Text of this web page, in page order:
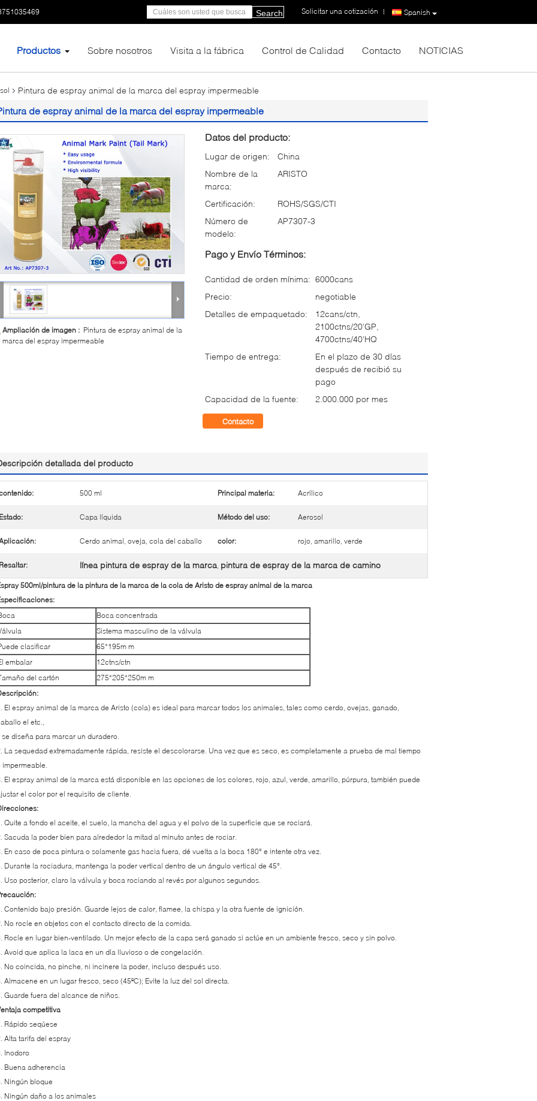
Spanish
Solicitar una cotización |
Search
Productos Sobre nosotros Visita a la fábrica Control de Calidad Contacto NOTICIAS
Pintura de espray animal de la marca del espray impermeable
de espray animal de la marca del espray impermeable
Ampliación de imagen : Pintura de espray animal de la
marca del espray impermeable
Datos del producto:
Lugar de origen:
China
Nombre de la
marca:
ARISTO
Certificación:
ROHS/SGS/CTI
Número de
modelo:
AP7307-3
Pago y Envío Términos:
Cantidad de orden mínima: 6000cans
Precio:
negotiable
Detalles de empaquetado:
12cans/ctn,
2100ctns/20'GP,
4700ctns/40'HQ
Tiempo de entrega:
En el plazo de 30 días
después de recibió su
pago
Capacidad de la fuente:
2.000.000 por mes
Contacto
detallada del producto
500 ml Principal materia: Acrílico
Estado: Capa líquida Método del uso: Aerosol
Cerdo animal, oveja, cola del caballo color: rojo, amarillo, verde
Resaltar: línea pintura de espray de la marca, pintura de espray de la marca de camino
500ml/pintura de la pintura de la marca de la cola de Aristo de espray animal de la marca
Boca concentrada
Sistema masculino de la válvula
clasificar
65*195m m
embalar
12ctns/ctn
del cartón
275*205*250m m
El espray animal de la marca de Aristo (cola) es ideal para marcar todos los animales, tales como cerdo, ovejas, ganado,
el etc.,
se diseña para marcar un duradero.
La sequedad extremadamente rápida, resiste el descolorarse. Una vez que es seco, es completamente a prueba de mal tiempo
impermeable.
El espray animal de la marca está disponible en las opciones de los colores, rojo, azul, verde, amarillo, púrpura, también puede
el color por el requisito de cliente.
Quite a fondo el aceite, el suelo, la mancha del agua y el polvo de la superficie que se rociará.
Sacuda la poder bien para alrededor la mitad al minuto antes de rociar.
En caso de poca pintura o solamente gas hacia fuera, dé vuelta a la boca 180° e intente otra vez.
Durante la rociadura, mantenga la poder vertical dentro de un ángulo vertical de 45°.
Uso posterior, claro la válvula y boca rociando al revés por algunos segundos.
Contenido bajo presión. Guarde lejos de calor, flamee, la chispa y la otra fuente de ignición.
No rocíe en objetos con el contacto directo de la comida.
Rocíe en lugar bien-ventilado. Un mejor efecto de la capa será ganado si actúe en un ambiente fresco, seco y sin polvo.
Avoid que aplica la laca en un día lluvioso o de congelación.
No coincida, no pinche, ni incinere la poder, incluso después uso.
Almacene en un lugar fresco, seco (45ºC); Evite la luz del sol directa.
Guarde fuera del alcance de niños.
competitiva
Rápido seqúese
Alta tarifa del espray
Inodoro
Buena adherencia
Ningún bloque
Ningún daño a los animales